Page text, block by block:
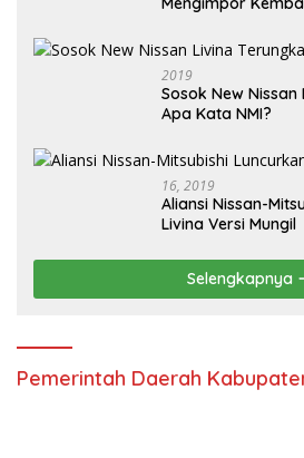
2019
Sosok New
Apa Kata NMI?
16, 2019
Aliansi Nissan-
Livina Versi Mungil
Selengkapnya
Pemerintah Daerah